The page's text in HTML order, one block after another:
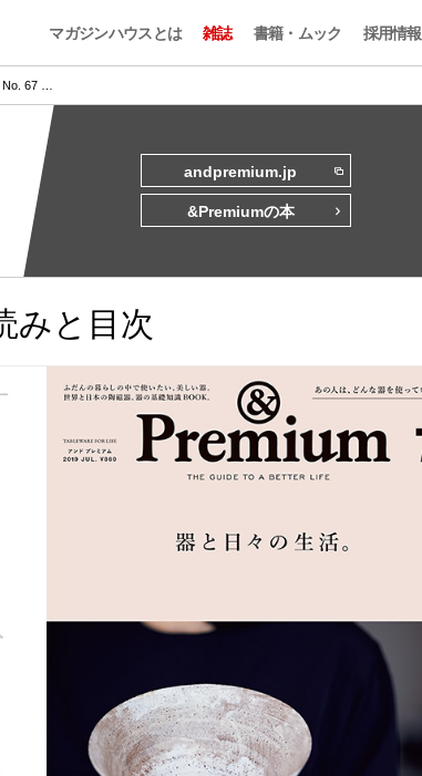
マガジンハウスとは 雑誌 書籍・ムック 採用情報
67 …
andpremium.jp
&Premiumの本
みと目次